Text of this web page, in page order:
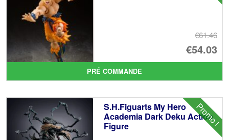
€61.46
Le
€54.03
Le
PRÉ COMMANDE
Promo !
S.H.Figuarts My Hero
Academia Dark Deku Action
Figure